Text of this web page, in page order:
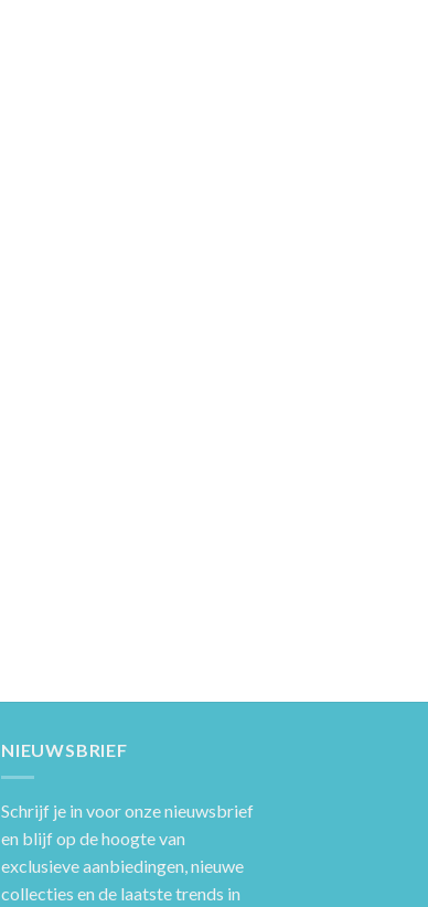
NIEUWSBRIEF
Schrijf je in voor onze nieuwsbrief
en blijf op de hoogte van
exclusieve aanbiedingen, nieuwe
collecties en de laatste trends in